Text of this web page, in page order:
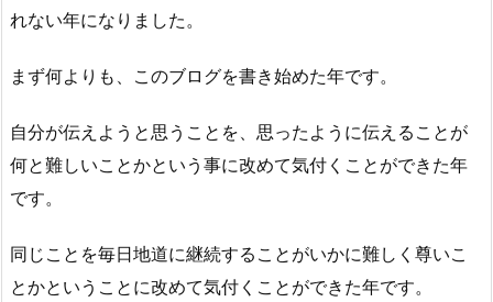
れない年になりました。
まず何よりも、このブログを書き始めた年です。
自分が伝えようと思うことを、思ったように伝えることが
何と難しいことかという事に改めて気付くことができた年
です。
同じことを毎日地道に継続することがいかに難しく尊いこ
とかということに改めて気付くことができた年です。